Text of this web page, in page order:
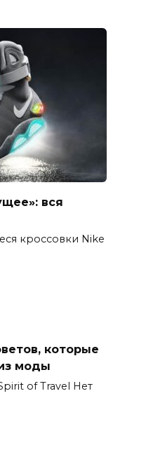
вся
кроссовки Nike
которые
моды
of Travel Нет